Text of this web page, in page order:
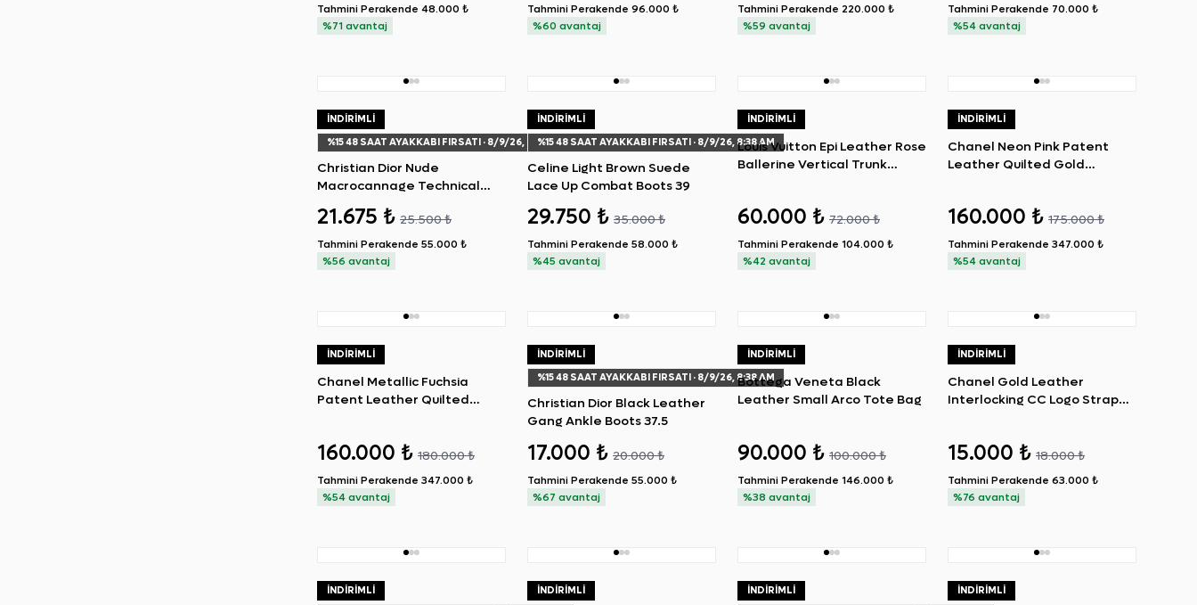
Tahmini Perakende 48.000 ₺
%71 avantaj
Tahmini Perakende 96.000 ₺
%60 avantaj
Tahmini Perakende 220.000 ₺
%59 avantaj
Tahmini Perakende 70.000 ₺
%54 avantaj
İNDIRIMLI
%1548 SAAT AYAKKABI FIRSATI · 8/9/26, 8:38 AM
Christian Dior Nude
Macrocannage Technical
Walk'n'Dior Sneakers 36.5
21.675 ₺ 25.500 ₺
Tahmini Perakende 55.000 ₺
%56 avantaj
İNDIRIMLI
%1548 SAAT AYAKKABI FIRSATI · 8/9/26, 8:38 AM
Celine Light Brown Suede
Lace Up Combat Boots 39
29.750 ₺ 35.000 ₺
Tahmini Perakende 58.000 ₺
%45 avantaj
İNDIRIMLI
Louis Vuitton Epi Leather Rose
Ballerine Vertical Trunk
60.000 ₺ 72.000 ₺
Tahmini Perakende 104.000 ₺
%42 avantaj
İNDIRIMLI
Chanel Neon Pink Patent
Leather Quilted Gold
160.000 ₺ 175.000 ₺
Tahmini Perakende 347.000 ₺
%54 avantaj
İNDIRIMLI
Chanel Metallic Fuchsia
Patent Leather Quilted
160.000 ₺ 180.000 ₺
Tahmini Perakende 347.000 ₺
%54 avantaj
İNDIRIMLI
%1548 SAAT AYAKKABI FIRSATI · 8/9/26, 8:38 AM
Christian Dior Black Leather
Gang Ankle Boots 37.5
17.000 ₺ 20.000 ₺
Tahmini Perakende 55.000 ₺
%67 avantaj
İNDIRIMLI
Bottega Veneta Black
Leather Small Arco Tote Bag
90.000 ₺ 100.000 ₺
Tahmini Perakende 146.000 ₺
%38 avantaj
İNDIRIMLI
Chanel Gold Leather
Interlocking CC Logo Strap
15.000 ₺ 18.000 ₺
Tahmini Perakende 63.000 ₺
%76 avantaj
İNDIRIMLI
İNDIRIMLI
İNDIRIMLI
İNDIRIMLI